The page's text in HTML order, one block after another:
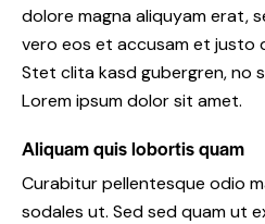
dolore magna aliquyam erat,
vero eos et accusam et justo
Stet clita kasd gubergren, no
Lorem ipsum dolor sit amet.
Aliquam quis lobortis quam
Curabitur pellentesque odio
sodales ut. Sed sed quam ut